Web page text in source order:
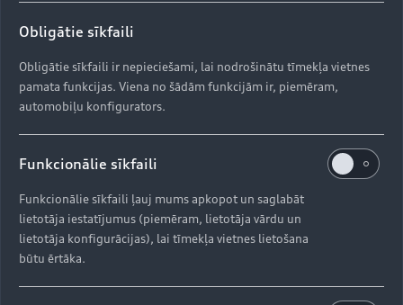
konfigurācijas iespējas līdz pat septiņām sēdvietām,
sajūtu, un harmoniski saskaņotie interjera materiāli.
Pārliecinošu veiktspēju nodrošinās jaudīga piedziņas
sabiedroto biznesam, ģimenei un atpūtai.”
Obligātie sīkfaili
Obligātie sīkfaili ir nepieciešami, lai nodrošinātu tīmekļa vietnes
pamata funkcijas. Viena no šādām funkcijām ir, piemēram,
automobiļu konfigurators.
Funkcionālie sīkfaili
Funkcionālie sīkfaili ļauj mums apkopot un saglabāt
lietotāja iestatījumus (piemēram, lietotāja vārdu un
lietotāja konfigurācijas), lai tīmekļa vietnes lietošana
būtu ērtāka.